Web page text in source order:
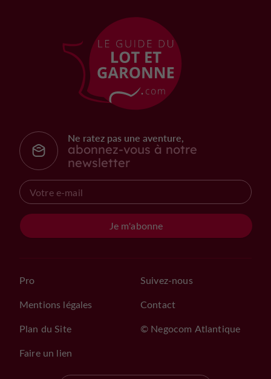
Ne ratez pas une aventure,
abonnez-vous à notre
newsletter
Je m'abonne
Pro
Mentions légales
Plan du Site
Faire un lien
Suivez-nous
Contact
© Negocom Atlantique